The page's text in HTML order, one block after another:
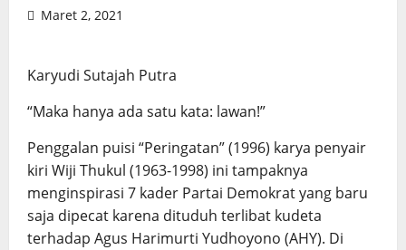
Maret 2, 2021
Karyudi Sutajah Putra
“Maka hanya ada satu kata: lawan!”
Penggalan puisi “Peringatan” (1996) karya penyair
kiri Wiji Thukul (1963-1998) ini tampaknya
menginspirasi 7 kader Partai Demokrat yang baru
saja dipecat karena dituduh terlibat kudeta
terhadap Agus Harimurti Yudhoyono (AHY). Di